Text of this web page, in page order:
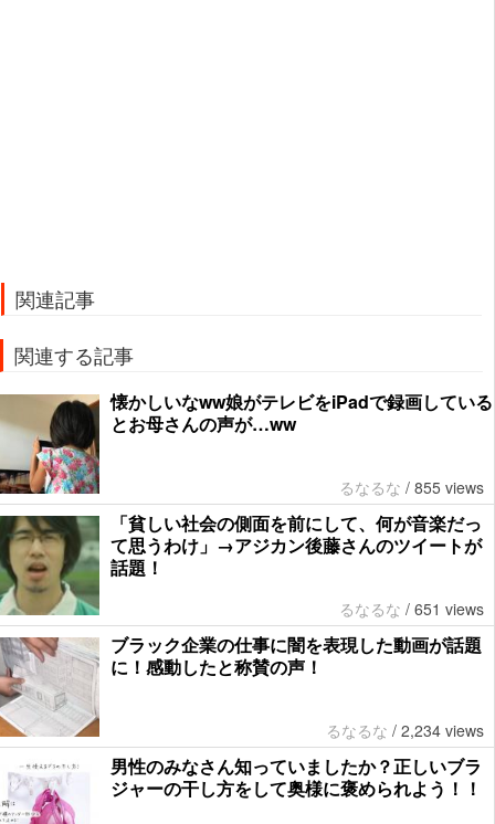
関連記事
関連する記事
懐かしいなww娘がテレビをiPadで録画している
とお母さんの声が…ww
るなるな / 855 views
「貧しい社会の側面を前にして、何が音楽だっ
て思うわけ」→アジカン後藤さんのツイートが
話題！
るなるな / 651 views
ブラック企業の仕事に闇を表現した動画が話題
に！感動したと称賛の声！
るなるな / 2,234 views
男性のみなさん知っていましたか？正しいブラ
ジャーの干し方をして奥様に褒められよう！！